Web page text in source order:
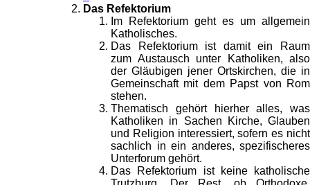
Das Refektorium
Im Refektorium geht es um allgemein
Katholisches.
Das Refektorium ist damit ein Raum
zum Austausch unter Katholiken, also
der Gläubigen jener Ortskirchen, die in
Gemeinschaft mit dem Papst von Rom
stehen.
Thematisch gehört hierher alles, was
Katholiken in Sachen Kirche, Glauben
und Religion interessiert, sofern es nicht
sachlich in ein anderes, spezifischeres
Unterforum gehört.
Das Refektorium ist keine katholische